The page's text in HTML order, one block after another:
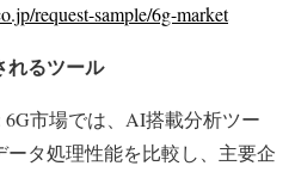
request-sample/6g-market
れるツール
6G市場では、AI搭載分析ツー
タ処理性能を比較し、主要企